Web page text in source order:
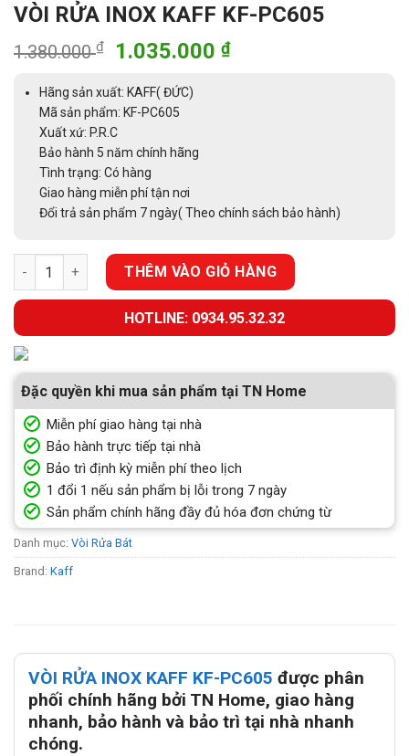
VÒI RỬA INOX KAFF KF-PC605
1.380.000₫
Giá
là:
1.380.000 ₫.
1.035.000 ₫Giá
Hãng sản xuất: KAFF( ĐỨC)
Mã sản phẩm: KF-PC605
Xuất xứ: P.R.C
Bảo hành 5 năm chính hãng
Tình trạng: Có hàng
Giao hàng miễn phí tận nơi
Đổi trả sản phẩm 7 ngày( Theo chính sách bảo hành)
VÒI RỬA INOX KAFF KF-PC605 số lượng
THÊM VÀO GIỎ HÀNG
HOTLINE: 0934.95.32.32
Đặc quyền khi mua sản phẩm tại TN Home
Miễn phí giao hàng tại nhà
Bảo hành trực tiếp tại nhà
Bảo trì định kỳ miễn phí theo lịch
1 đổi 1 nếu sản phẩm bị lỗi trong 7 ngày
Sản phẩm chính hãng đầy đủ hóa đơn chứng từ
Danh mục: Vòi Rửa Bát
Brand: Kaff
VÒI RỬA INOX KAFF KF-PC605 được phân
phối chính hãng bởi TN Home, giao hàng
nhanh, bảo hành và bảo trì tại nhà nhanh
chóng.